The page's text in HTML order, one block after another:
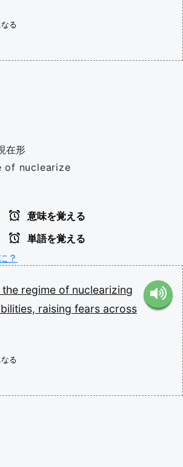
る
在形
of nuclearize
意味を覚える
単語を覚える
？
the regime of nuclearizing
raising fears across
る